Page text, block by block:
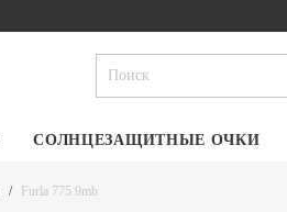
СОЛНЦЕЗАЩИТНЫЕ ОЧКИ
Furla 775 9mb